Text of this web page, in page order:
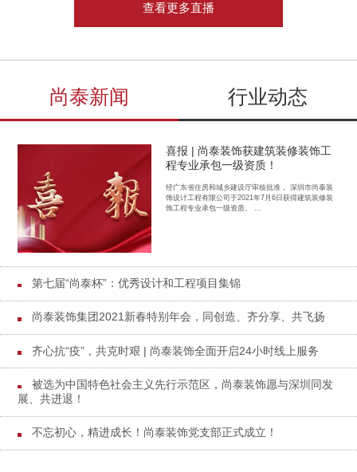
查看更多直播
尚泰新闻 行业动态
喜报 | 尚泰装饰获建筑装修装饰工
程专业承包一级资质！
经广东省住房和城乡建设厅审核批准， 深圳市尚泰装
饰设计工程有限公司于2021年7月6日获得建筑装修装
饰工程专业承包一级资质。 ...
第七届“尚泰杯”：优秀设计和工程项目集锦
尚泰装饰集团2021新春特别年会，同创造、齐分享、共飞扬
齐心抗“疫”，共克时艰 | 尚泰装饰全面开启24小时线上服务
被选为中国特色社会主义先行示范区，尚泰装饰愿与深圳同发
展、共进退！
不忘初心，精进成长！尚泰装饰党支部正式成立！